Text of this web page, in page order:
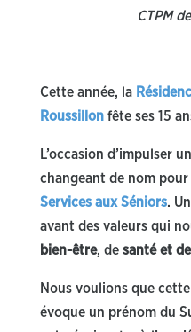
CTPM
Cette année, la
Roussillonfête ses 15
L’occasion d’impulser
changeant de nom pour
Services aux Séniors.
avant des valeurs qui
bien-être, desanté et
Nous voulions que cette
évoque un prénom du